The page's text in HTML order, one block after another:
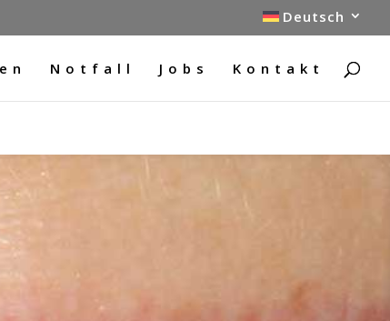
Deutsch
Notfall Jobs Kontakt